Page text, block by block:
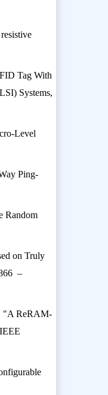
Tag With
Systems,
Level
Ping-
Random
on Truly
–
"A ReRAM-